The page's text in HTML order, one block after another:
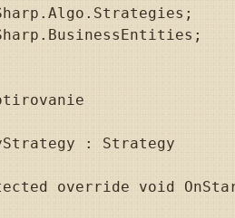
: Strategy
override void